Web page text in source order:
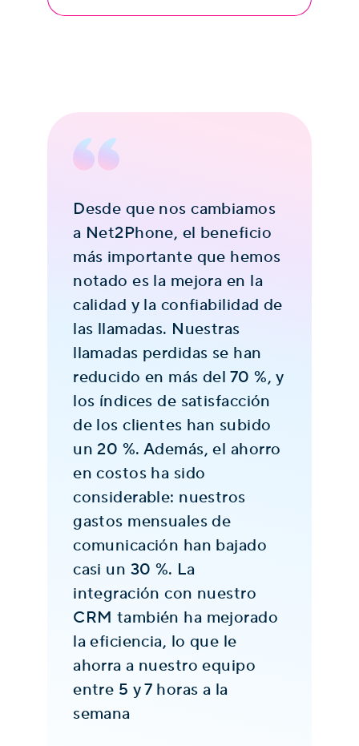
Desde que nos cambiamos
a Net2Phone, el beneficio
más importante que hemos
notado es la mejora en la
calidad y la confiabilidad de
las llamadas. Nuestras
llamadas perdidas se han
reducido en más del 70 %, y
los índices de satisfacción
de los clientes han subido
un 20 %. Además, el ahorro
en costos ha sido
considerable: nuestros
gastos mensuales de
comunicación han bajado
casi un 30 %. La
integración con nuestro
CRM también ha mejorado
la eficiencia, lo que le
ahorra a nuestro equipo
entre 5 y 7 horas a la
semana